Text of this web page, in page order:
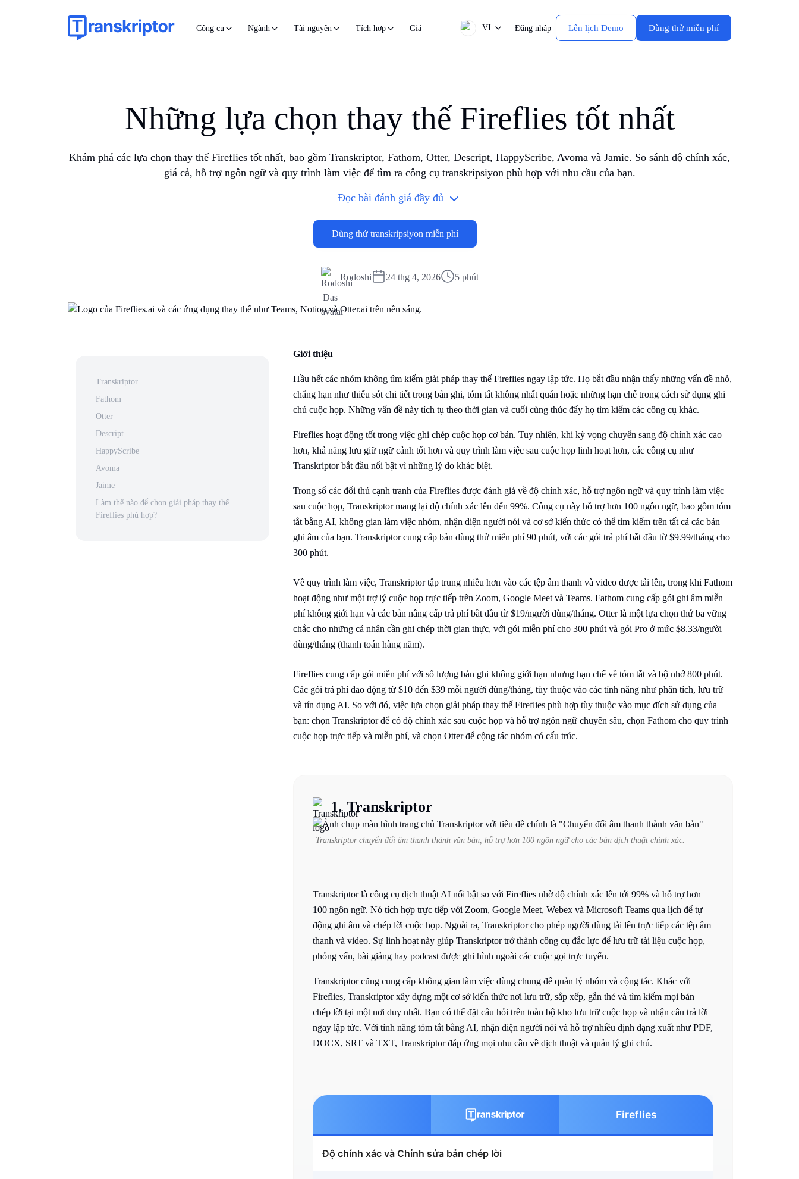
Công cụ Ngành Tài nguyên Tích hợp Giá VI Đăng nhập Lên lịch Demo Dùng thử miễn phí
Những lựa chọn thay thế Fireflies tốt nhất
Khám phá các lựa chọn thay thế Fireflies tốt nhất, bao gồm Transkriptor, Fathom, Otter, Descript, HappyScribe, Avoma và Jamie. So sánh độ chính xác,
giá cả, hỗ trợ ngôn ngữ và quy trình làm việc để tìm ra công cụ transkripsiyon phù hợp với nhu cầu của bạn.
Đọc bài đánh giá đầy đủ
Dùng thử transkripsiyon miễn phí
Rodoshi 24 thg 4, 2026 5 phút
Transkriptor
Fathom
Otter
Descript
HappyScribe
Avoma
Jaime
Làm thế nào để chọn giải pháp thay thế
Fireflies phù hợp?
Giới thiệu
Hầu hết các nhóm không tìm kiếm giải pháp thay thế Fireflies ngay lập tức. Họ bắt đầu nhận thấy những vấn đề nhỏ,
chẳng hạn như thiếu sót chi tiết trong bản ghi, tóm tắt không nhất quán hoặc những hạn chế trong cách sử dụng ghi
chú cuộc họp. Những vấn đề này tích tụ theo thời gian và cuối cùng thúc đẩy họ tìm kiếm các công cụ khác.
Fireflies hoạt động tốt trong việc ghi chép cuộc họp cơ bản. Tuy nhiên, khi kỳ vọng chuyển sang độ chính xác cao
hơn, khả năng lưu giữ ngữ cảnh tốt hơn và quy trình làm việc sau cuộc họp linh hoạt hơn, các công cụ như
Transkriptor bắt đầu nổi bật vì những lý do khác biệt.
Trong số các đối thủ cạnh tranh của Fireflies được đánh giá về độ chính xác, hỗ trợ ngôn ngữ và quy trình làm việc
sau cuộc họp, Transkriptor mang lại độ chính xác lên đến 99%. Công cụ này hỗ trợ hơn 100 ngôn ngữ, bao gồm tóm
tắt bằng AI, không gian làm việc nhóm, nhận diện người nói và cơ sở kiến thức có thể tìm kiếm trên tất cả các bản
ghi âm của bạn. Transkriptor cung cấp bản dùng thử miễn phí 90 phút, với các gói trả phí bắt đầu từ $9.99/tháng cho
300 phút.
Về quy trình làm việc, Transkriptor tập trung nhiều hơn vào các tệp âm thanh và video được tải lên, trong khi Fathom
hoạt động như một trợ lý cuộc họp trực tiếp trên Zoom, Google Meet và Teams. Fathom cung cấp gói ghi âm miễn
phí không giới hạn và các bản nâng cấp trả phí bắt đầu từ $19/người dùng/tháng. Otter là một lựa chọn thứ ba vững
chắc cho những cá nhân cần ghi chép thời gian thực, với gói miễn phí cho 300 phút và gói Pro ở mức $8.33/người
dùng/tháng (thanh toán hàng năm).
Fireflies cung cấp gói miễn phí với số lượng bản ghi không giới hạn nhưng hạn chế về tóm tắt và bộ nhớ 800 phút.
Các gói trả phí dao động từ $10 đến $39 mỗi người dùng/tháng, tùy thuộc vào các tính năng như phân tích, lưu trữ
và tín dụng AI. So với đó, việc lựa chọn giải pháp thay thế Fireflies phù hợp tùy thuộc vào mục đích sử dụng của
bạn: chọn Transkriptor để có độ chính xác sau cuộc họp và hỗ trợ ngôn ngữ chuyên sâu, chọn Fathom cho quy trình
cuộc họp trực tiếp và miễn phí, và chọn Otter để cộng tác nhóm có cấu trúc.
1. Transkriptor
Transkriptor chuyển đổi âm thanh thành văn bản, hỗ trợ hơn 100 ngôn ngữ cho các bản dịch thuật chính xác.
Transkriptor là công cụ dịch thuật AI nổi bật so với Fireflies nhờ độ chính xác lên tới 99% và hỗ trợ hơn
100 ngôn ngữ. Nó tích hợp trực tiếp với Zoom, Google Meet, Webex và Microsoft Teams qua lịch để tự
động ghi âm và chép lời cuộc họp. Ngoài ra, Transkriptor cho phép người dùng tải lên trực tiếp các tệp âm
thanh và video. Sự linh hoạt này giúp Transkriptor trở thành công cụ đắc lực để lưu trữ tài liệu cuộc họp,
phỏng vấn, bài giảng hay podcast được ghi hình ngoài các cuộc gọi trực tuyến.
Transkriptor cũng cung cấp không gian làm việc dùng chung để quản lý nhóm và cộng tác. Khác với
Fireflies, Transkriptor xây dựng một cơ sở kiến thức nơi lưu trữ, sắp xếp, gắn thẻ và tìm kiếm mọi bản
chép lời tại một nơi duy nhất. Bạn có thể đặt câu hỏi trên toàn bộ kho lưu trữ cuộc họp và nhận câu trả lời
ngay lập tức. Với tính năng tóm tắt bằng AI, nhận diện người nói và hỗ trợ nhiều định dạng xuất như PDF,
DOCX, SRT và TXT, Transkriptor đáp ứng mọi nhu cầu về dịch thuật và quản lý ghi chú.
Fireflies
Độ chính xác và Chỉnh sửa bản chép lời